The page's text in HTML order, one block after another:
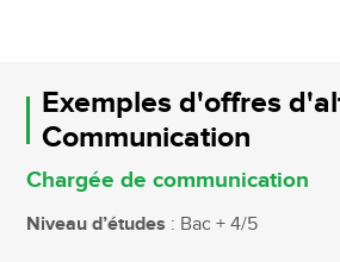
Exemples d'offres
Communication
Chargée de communication
Niveau d’études : Bac + 4/5